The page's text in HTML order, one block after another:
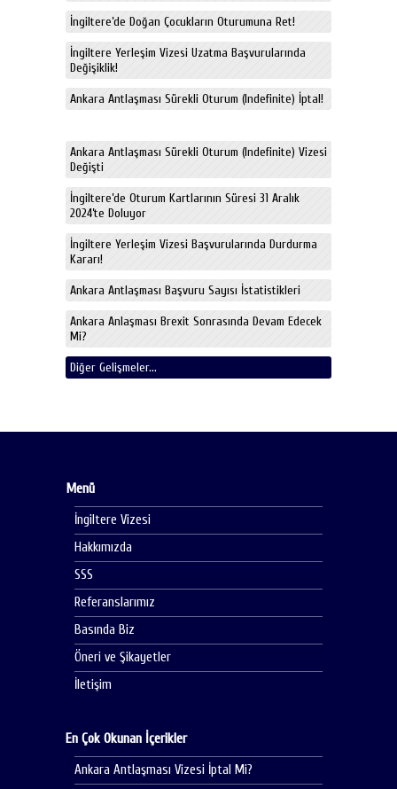
İngiltere’de Doğan Çocukların Oturumuna Ret!
İngiltere Yerleşim Vizesi Uzatma Başvurularında
Değişiklik!
Ankara Antlaşması Sürekli Oturum (Indefinite) İptal!
Ankara Antlaşması Sürekli Oturum (Indefinite) Vizesi
Değişti
İngiltere’de Oturum Kartlarının Süresi 31 Aralık
2024’te Doluyor
İngiltere Yerleşim Vizesi Başvurularında Durdurma
Kararı!
Ankara Antlaşması Başvuru Sayısı İstatistikleri
Ankara Anlaşması Brexit Sonrasında Devam Edecek
Mi?
Diğer Gelişmeler...
Menü
İngiltere Vizesi
Hakkımızda
SSS
Referanslarımız
Basında Biz
Öneri ve Şikayetler
İletişim
En Çok Okunan İçerikler
Ankara Antlaşması Vizesi İptal Mi?